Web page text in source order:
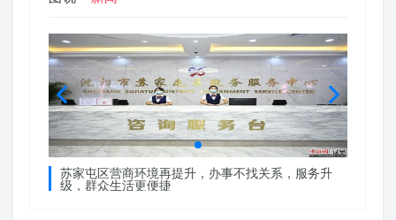
苏家屯区营商环境再提升，办事不找关系，服务升
级，群众生活更便捷